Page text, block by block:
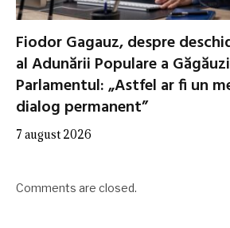
Fiodor Gagauz, despre
al Adunării Populare a
Parlamentul: „Astfel ar fi un
dialog permanent”
7 august 2026
Comments are closed.